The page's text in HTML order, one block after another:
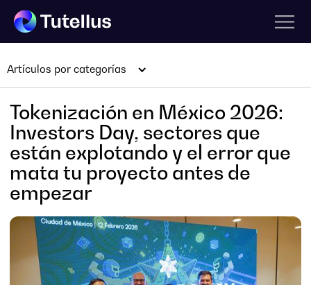
Artículos por categorías
Tokenización en México 2026:
Investors Day, sectores que
están explotando y el error que
mata tu proyecto antes de
empezar